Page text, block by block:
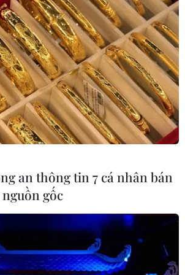
nghi đứng sau vụ
tàu hàng Ấn Độ
đạt tiến triển
đầu tiên
Đông: Tàu hàng
trên Biển Đỏ
an thông tin 7 cá nhân bán
gốc